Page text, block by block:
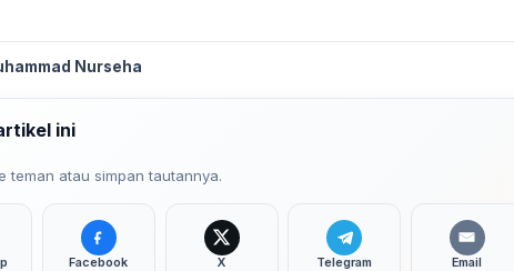
Nurseha
ini
teman atau simpan tautannya.
Facebook X Telegram Email